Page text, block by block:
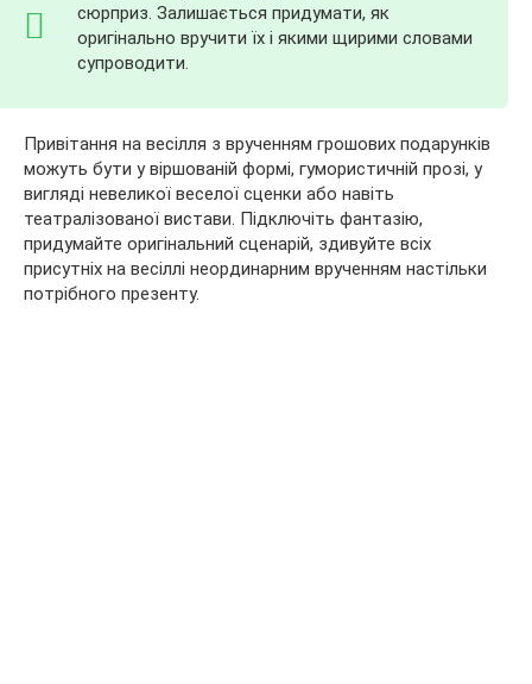
сюрприз. Залишається придумати, як
оригінально вручити їх і якими щирими словами
супроводити.
Привітання на весілля з врученням грошових подарунків
можуть бути у віршованій формі, гумористичній прозі, у
вигляді невеликої веселої сценки або навіть
театралізованої вистави. Підключіть фантазію,
придумайте оригінальний сценарій, здивуйте всіх
присутніх на весіллі неординарним врученням настільки
потрібного презенту.